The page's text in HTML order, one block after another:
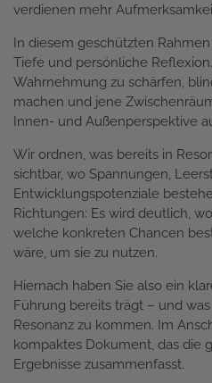
verdienen mehr
In diesem geschützten
Tiefe und persönliche
Wahrnehmung zu schärfen,
machen und jene
Innen- und Außenperspektive
Wir ordnen, was bereits in
sichtbar, wo Spannungen,
Entwicklungspotenziale
Richtungen: Es wird deutlich,
welche konkreten Chancen
wäre, um sie zu nutzen.
Hiernach haben Sie also ein
Führung bereits trägt – und
Resonanz zu kommen. Im
kompaktes Dokument, das die
Ergebnisse zusammenfasst.